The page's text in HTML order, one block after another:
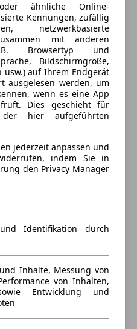
ähnliche Online-
Kennungen, zufällig
netzwerkbasierte
mit anderen
Browsertyp und
Bildschirmgröße,
usw.) auf Ihrem Endgerät
ausgelesen werden, um
wenn es eine App
Dies geschieht für
hier aufgeführten
jederzeit anpassen und
indem Sie in
den Privacy Manager
Identifikation durch
Inhalte, Messung von
von Inhalten,
Entwicklung und